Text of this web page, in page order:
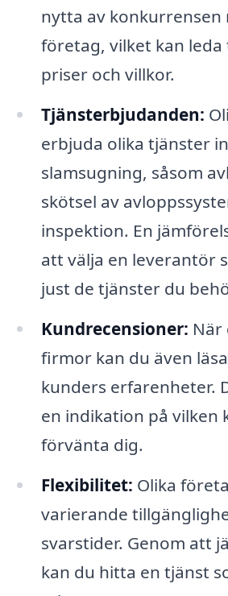
nytta av konkurrensen
företag, vilket kan
priser och villkor.
Tjänsterbjudanden:
erbjuda olika tjänster
slamsugning, såsom
skötsel av
inspektion. En
att välja en leverantör
just de tjänster du
Kundrecensioner: När
firmor kan du även
kunders erfarenheter.
en indikation på vilken
förvänta dig.
Flexibilitet: Olika
varierande
svarstider. Genom att
kan du hitta en tjänst